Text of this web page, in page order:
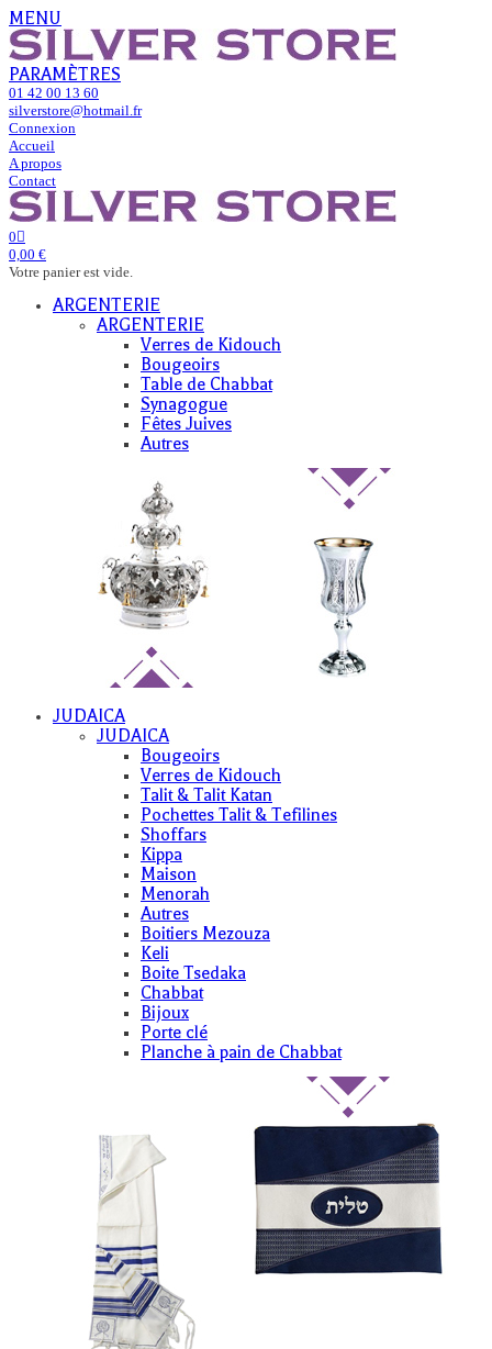
MENU
PARAMÈTRES
01 42 00 13 60
silverstore@hotmail.fr
Connexion
Accueil
A propos
Contact
0
0,00 €
Votre panier est vide.
ARGENTERIE
ARGENTERIE
Verres de Kidouch
Bougeoirs
Table de Chabbat
Synagogue
Fêtes Juives
Autres
JUDAICA
JUDAICA
Bougeoirs
Verres de Kidouch
Talit & Talit Katan
Pochettes Talit & Tefilines
Shoffars
Kippa
Maison
Menorah
Autres
Boitiers Mezouza
Keli
Boite Tsedaka
Chabbat
Bijoux
Porte clé
Planche à pain de Chabbat